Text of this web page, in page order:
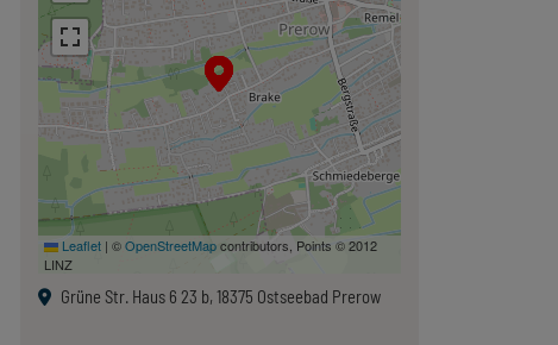
Leaflet | ©OpenStreetMapcontributors, Points © 2012
LINZ
Grüne Str. Haus 6 23 b, 18375 Ostseebad Prerow